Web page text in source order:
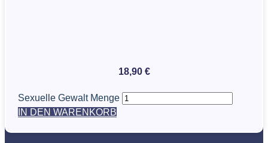
18,90 €
Sexuelle Gewalt Menge
IN DEN WARENKORB